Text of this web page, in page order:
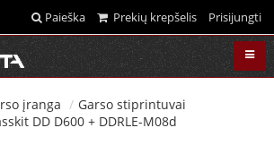
Paieška Prekių krepšelis Prisijungti
įranga
Garso stiprintuvai
DD D600 + DDRLE-M08d